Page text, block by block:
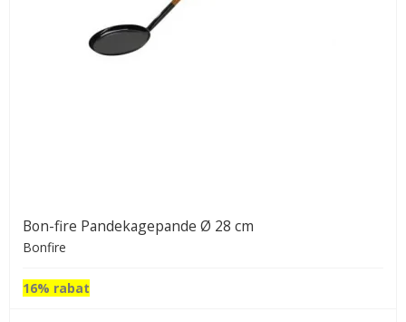
Bon-fire Pandekagepande Ø 28 cm
Bonfire
16% rabat